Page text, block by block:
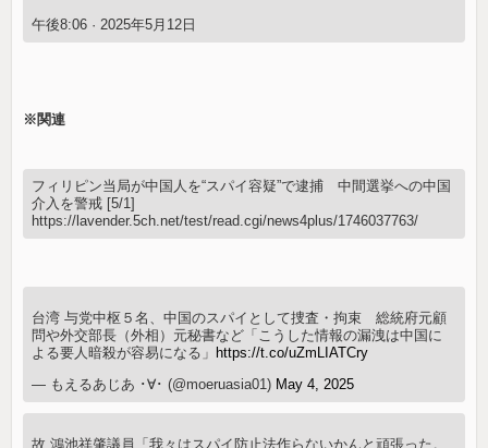
午後8:06 · 2025年5月12日
※関連
フィリピン当局が中国人を“スパイ容疑”で逮捕 中間選挙への中国
介入を警戒 [5/1]
https://lavender.5ch.net/test/read.cgi/news4plus/1746037763/
台湾 与党中枢５名、中国のスパイとして捜査・拘束 総統府元顧
問や外交部長（外相）元秘書など「こうした情報の漏洩は中国に
よる要人暗殺が容易になる」 https://t.co/uZmLIATCry
— もえるあじあ ･∀･ (@moeruasia01) May 4, 2025
故 鴻池祥肇議員「我々はスパイ防止法作らないかんと頑張った。